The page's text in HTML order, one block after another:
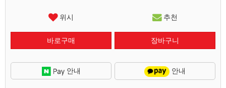
위시 추천
안내 안내